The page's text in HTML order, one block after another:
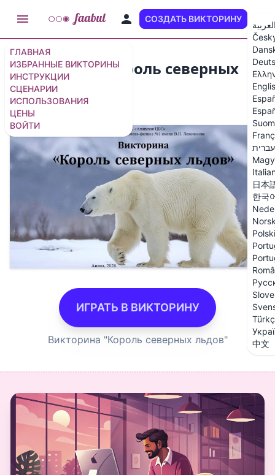
ГЛАВНАЯ
ИЗБРАННЫЕ ВИКТОРИНЫ
ИНСТРУКЦИИ
СЦЕНАРИИ
ИСПОЛЬЗОВАНИЯ
ЦЕНЫ
ВОЙТИ
СОЗДАТЬ ВИКТОРИНУ
עברית
日本
한국
Polski
中文
Викторина "Король северных
льдов"
9 вопросов
ИГРАТЬ В ВИКТОРИНУ
Викторина "Король северных льдов"